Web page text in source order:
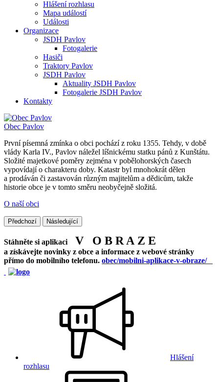
Hlášení rozhlasu
Mapa událostí
Události
Organizace
JSDH Pavlov
Fotogalerie
Hasiči
Traktory Pavlov
JSDH Pavlov
Aktuality JSDH Pavlov
Fotogalerie JSDH Pavlov
Kontakty
Obec Pavlov
První písemná zmínka o obci pochází z roku 1355. Tehdy, v době
vlády Karla IV., Pavlov náležel líšnickému statku pánů z Kunštátu.
Složité majetkové poměry zejména v pobělohorských časech
vypovídají o charakteru doby. Katastr byl mnohokrát dělen
a prodáván či zastavován různým majitelům a dědicům, takže
historie obce je v tomto směru neobyčejně složitá.
O naší obci
Předchozí Následující
Stáhněte si aplikaci V O B R A Z E
a získávejte novinky z obce a informace z webové stránky
přímo do mobilního telefonu. obec/mobilni-aplikace-v-obraze/
Hlášení
rozhlasu